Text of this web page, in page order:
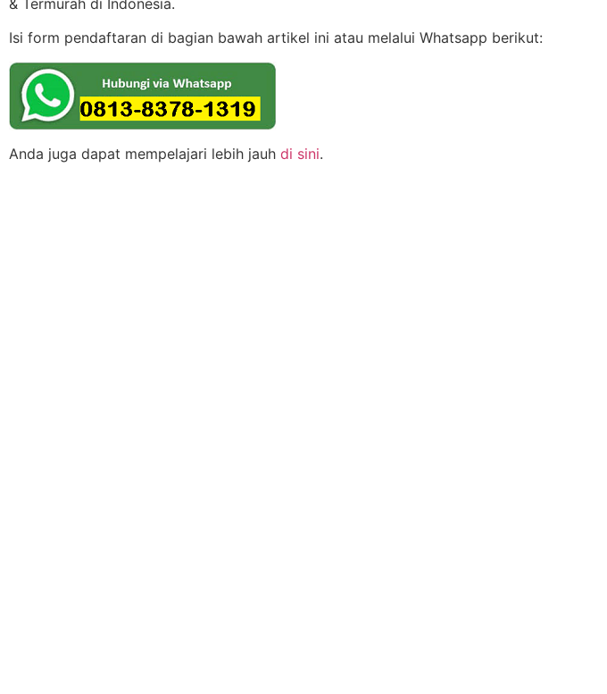
Isi form pendaftaran di bagian bawah artikel ini atau melalui Whatsapp berikut:
Anda juga dapat mempelajari lebih jauh di sini.